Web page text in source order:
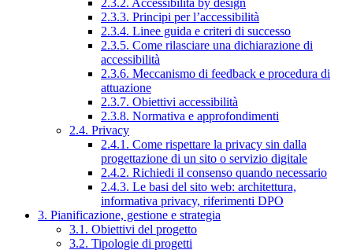
2.3.2. Accessibilità by design
2.3.3. Principi per l’accessibilità
2.3.4. Linee guida e criteri di successo
2.3.5. Come rilasciare una dichiarazione di
accessibilità
2.3.6. Meccanismo di feedback e procedura di
attuazione
2.3.7. Obiettivi accessibilità
2.3.8. Normativa e approfondimenti
2.4. Privacy
2.4.1. Come rispettare la privacy sin dalla
progettazione di un sito o servizio digitale
2.4.2. Richiedi il consenso quando necessario
2.4.3. Le basi del sito web: architettura,
informativa privacy, riferimenti DPO
3. Pianificazione, gestione e strategia
3.1. Obiettivi del progetto
3.2. Tipologie di progetti